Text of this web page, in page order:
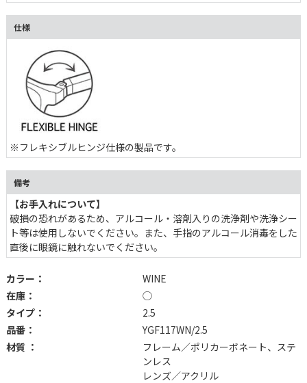
仕様
※フレキシブルヒンジ仕様の製品です。
備考
【お手入れについて】
破損の恐れがあるため、アルコール・溶剤入りの洗浄剤や洗浄シー
ト等は使用しないでください。また、手指のアルコール消毒をした
直後に眼鏡に触れないでください。
カラー：
WINE
在庫：
◯
タイプ：
2.5
品番：
YGF117WN/2.5
材質 ：
フレーム／ポリカーボネート、ステ
ンレス
レンズ／アクリル